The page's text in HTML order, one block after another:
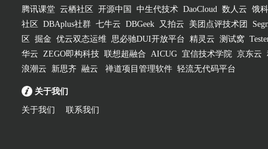
腾讯课堂 云栖社区 开源中国 中生代技术 DaoCloud 数人云 饿
社区
DBAplus社群 七牛云 DBGeek 又拍云 美团点评技术团
区
掘金 优云双态运维 思必驰DUI开放平台 精灵云 测试窝
华云 ZEGO即构科技 联想超融合 AICUG 宜信技术学院 京东云
浪潮云
新思齐 融云 禅道项目管理软件 轻流无代码平台
关于我们
关于我们 联系我们